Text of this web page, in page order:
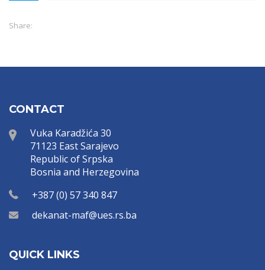
Share:
CONTACT
Vuka Karadžića 30
71123 East Sarajevo
Republic of Srpska
Bosnia and Herzegovina
+387 (0) 57 340 847
dekanat-maf@ues.rs.ba
QUICK LINKS